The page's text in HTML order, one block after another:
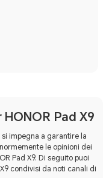
Pad X9
si impegna a garantire la
le opinioni dei
Pad X9. Di seguito puoi
condivisi da noti canali di